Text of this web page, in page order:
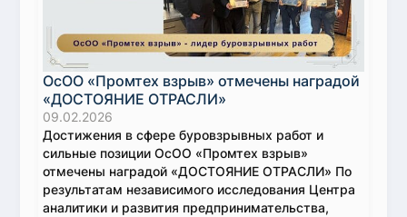
ОсОО «Промтех взрыв» отмечены наградой
«ДОСТОЯНИЕ ОТРАСЛИ»
09.02.2026
Достижения в сфере буровзрывных работ и
сильные позиции ОсОО «Промтех взрыв»
отмечены наградой «ДОСТОЯНИЕ ОТРАСЛИ» По
результатам независимого исследования Центра
аналитики и развития предпринимательства,